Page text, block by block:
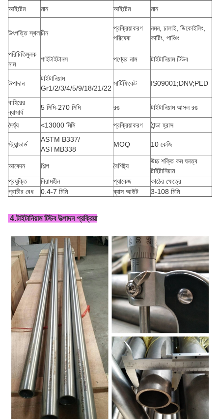
আইটেম মান আইটেম মান
উৎপত্তি স্থলচীন
প্রক্রিয়াকরণ
পরিষেবা
নমন, ঢালাই, ডিকোইলিং,
কাটিং, পাঞ্চিং
পরিচিতিমুলক
নাম
পাইটাইটানস পণ্যের নাম টাইটানিয়াম টিউব
উপাদান
টাইটানিয়াম
Gr1/2/3/4/5/9/18/21/22
সার্টিফিকেট IS09001;DNV;PED
বাহিরের
ব্যাসার্ধ
5 মিমি-270 মিমি রঙ টাইটানিয়াম আসল রঙ
দৈর্ঘ্য <13000 মিমি প্রক্রিয়াকরণ ঠান্ডা হ্রাস
স্ট্যান্ডার্ড
ASTM B337/
ASTMB338
MOQ 10 কেজি
আবেদন শিল্প বৈশিষ্ট্য
উচ্চ শক্তি কম ঘনত্ব
টাইটানিয়াম
প্রযুক্তি
বিরামহীন প্যাকেজ
কাঠের ক্ষেত্রে
প্রাচীর বেধ
0.4-7 মিমি ব্যাস আউট 3-108 মিমি
4.টাইটানিয়াম টিউব উত্পাদন প্রক্রিয়া